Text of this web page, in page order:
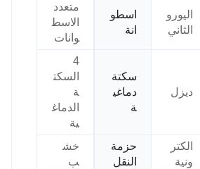
اليورو
الثاني
اسطو
انة
متعدد
الاسط
وانات
ديزل
سكتة
دماغي
ة
4
السكت
ة
الدماغ
ية
الكتر
ونية
حزمة
النقل
خش
ب